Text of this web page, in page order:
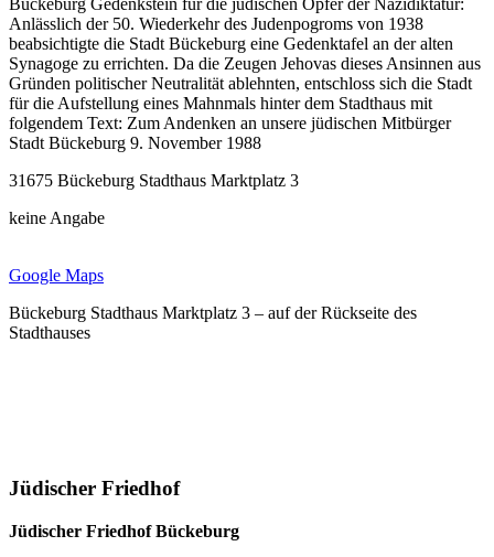
Bückeburg Gedenkstein für die jüdischen Opfer der Nazidiktatur:
Anlässlich der 50. Wiederkehr des Judenpogroms von 1938
beabsichtigte die Stadt Bückeburg eine Gedenktafel an der alten
Synagoge zu errichten. Da die Zeugen Jehovas dieses Ansinnen aus
Gründen politischer Neutralität ablehnten, entschloss sich die Stadt
für die Aufstellung eines Mahnmals hinter dem Stadthaus mit
folgendem Text: Zum Andenken an unsere jüdischen Mitbürger
Stadt Bückeburg 9. November 1988
31675 Bückeburg Stadthaus Marktplatz 3
keine Angabe
Google Maps
Bückeburg Stadthaus Marktplatz 3 – auf der Rückseite des
Stadthauses
Jüdischer Friedhof
Jüdischer Friedhof Bückeburg